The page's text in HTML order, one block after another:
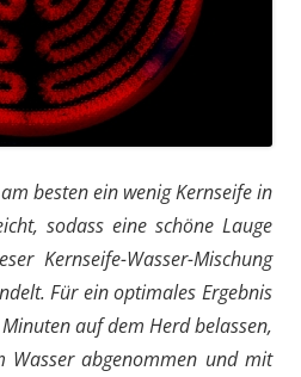
besten ein wenig Kernseife in
sodass eine schöne Lauge
Kernseife-Wasser-Mischung
Für ein optimales Ergebnis
auf dem Herd belassen,
Wasser abgenommen und mit